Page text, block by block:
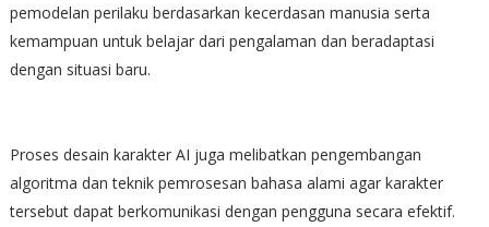
pemodelan perilaku berdasarkan kecerdasan manusia serta
kemampuan untuk belajar dari pengalaman dan beradaptasi
dengan situasi baru.
Proses desain karakter AI juga melibatkan pengembangan
algoritma dan teknik pemrosesan bahasa alami agar karakter
tersebut dapat berkomunikasi dengan pengguna secara efektif.